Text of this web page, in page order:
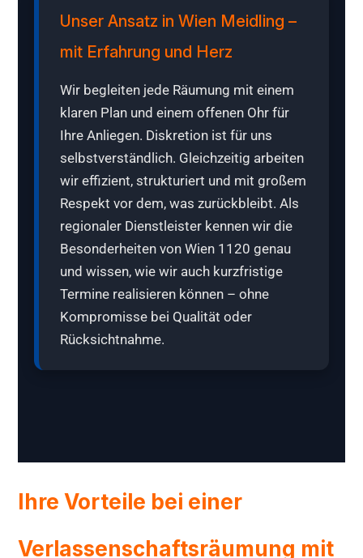
Unser Ansatz in Wien Meidling –
mit Erfahrung und Herz
Wir begleiten jede Räumung mit einem
klaren Plan und einem offenen Ohr für
Ihre Anliegen. Diskretion ist für uns
selbstverständlich. Gleichzeitig arbeiten
wir effizient, strukturiert und mit großem
Respekt vor dem, was zurückbleibt. Als
regionaler Dienstleister kennen wir die
Besonderheiten von Wien 1120 genau
und wissen, wie wir auch kurzfristige
Termine realisieren können – ohne
Kompromisse bei Qualität oder
Rücksichtnahme.
Ihre Vorteile bei einer
Verlassenschaftsräumung mit